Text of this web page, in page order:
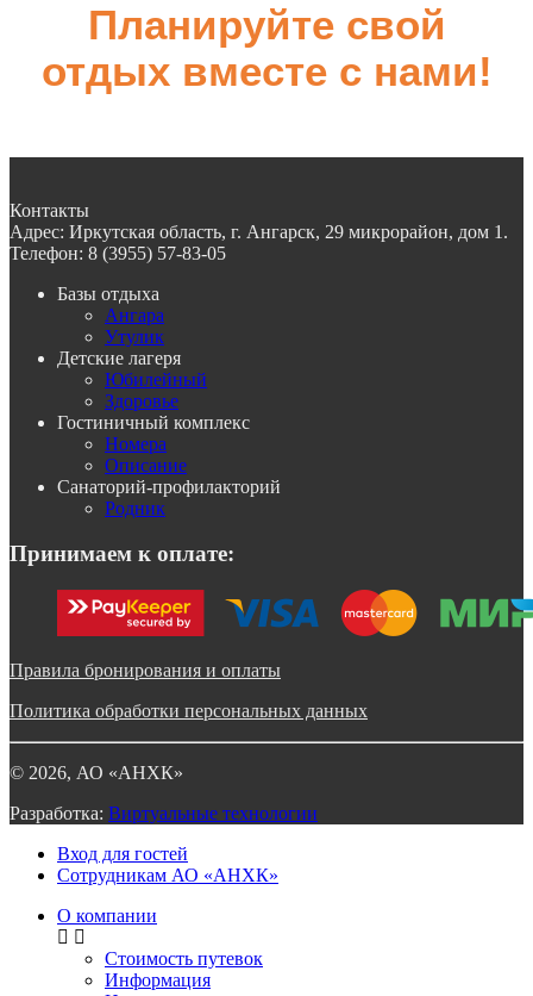
Планируйте свой
отдых вместе с нами!
Контакты
Адрес: Иркутская область, г. Ангарск, 29 микрорайон, дом 1.
Телефон: 8 (3955) 57-83-05
Базы отдыха
Ангара
Утулик
Детские лагеря
Юбилейный
Здоровье
Гостиничный комплекс
Номера
Описание
Санаторий-профилакторий
Родник
Принимаем к оплате:
Правила бронирования и оплаты
Политика обработки персональных данных
© 2026, АО «АНХК»
Разработка: Виртуальные технологии
Вход для гостей
Сотрудникам АО «АНХК»
О компании
Стоимость путевок
Информация